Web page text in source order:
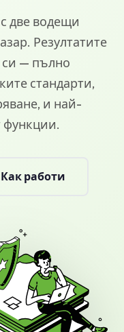
две водещи
Резултатите
си — пълно
стандарти,
и най-
функции.
Как работи